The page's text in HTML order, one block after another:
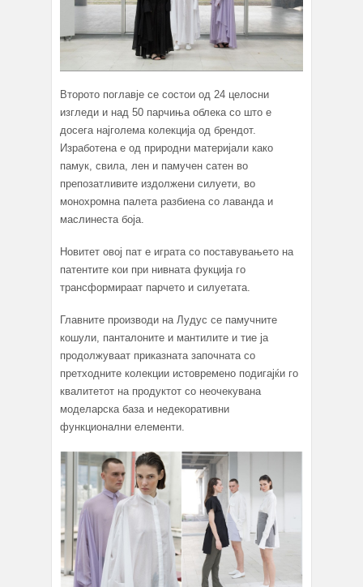
Второто поглавје се состои од 24 целосни
изгледи и над 50 парчиња облека со што е
досега најголема колекција од брендот.
Изработена е од природни материјали како
памук, свила, лен и памучен сатен во
препозатливите издолжени силуети, во
монохромна палета разбиена со лаванда и
маслинеста боја.
Новитет овој пат е играта со поставувањето на
патентите кои при нивната фукција го
трансформираат парчето и силуетата.
Главните производи на Лудус се памучните
кошули, панталоните и мантилите и тие ја
продолжуваат приказната започната со
претходните колекции истовремено подигајќи го
квалитетот на продуктот со неочекувана
моделарска база и недекоративни
функционални елементи.